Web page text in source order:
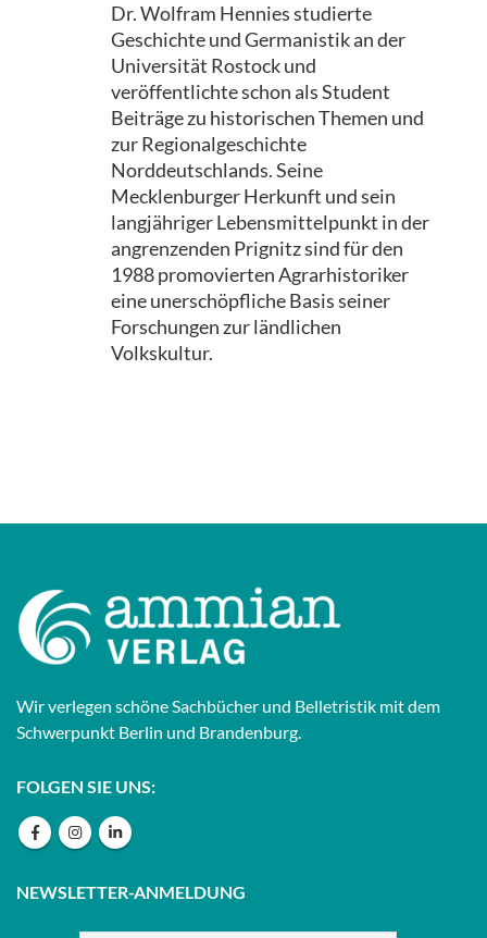
Dr. Wolfram Hennies studierte
Geschichte und Germanistik an der
Universität Rostock und
veröffentlichte schon als Student
Beiträge zu historischen Themen und
zur Regionalgeschichte
Norddeutschlands. Seine
Mecklenburger Herkunft und sein
langjähriger Lebensmittelpunkt in der
angrenzenden Prignitz sind für den
1988 promovierten Agrarhistoriker
eine unerschöpfliche Basis seiner
Forschungen zur ländlichen
Volkskultur.
Wir verlegen schöne Sachbücher und Belletristik mit dem
Schwerpunkt Berlin und Brandenburg.
FOLGEN SIE UNS:
NEWSLETTER-ANMELDUNG